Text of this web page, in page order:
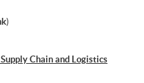
)
Chain and Logistics